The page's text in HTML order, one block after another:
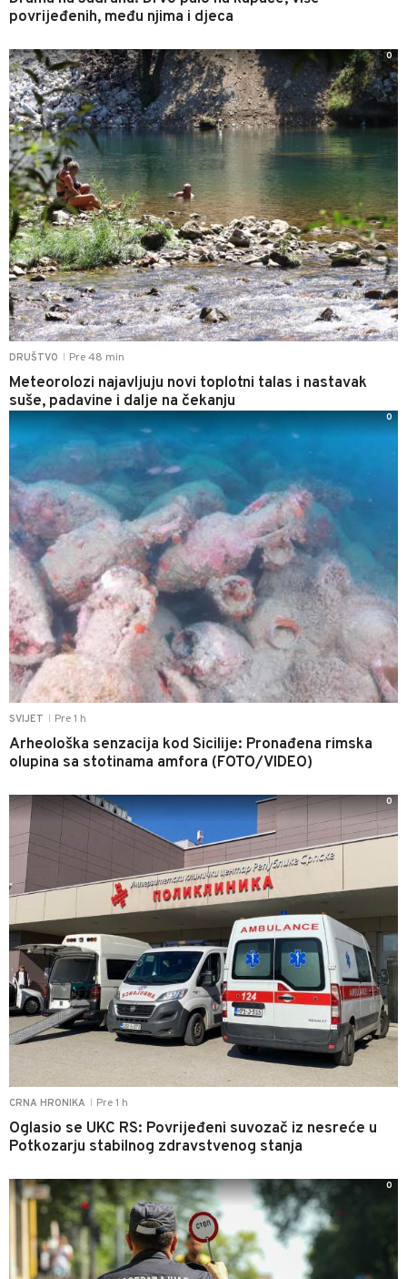
povrijeđenih, među njima i djeca
DRUŠTVO Pre 48 min
Meteorolozi najavljuju novi toplotni talas i nastavak
suše, padavine i dalje na čekanju
0
SVIJET Pre 1 h
Arheološka senzacija kod Sicilije: Pronađena rimska
olupina sa stotinama amfora (FOTO/VIDEO)
0
CRNA HRONIKA Pre 1 h
Oglasio se UKC RS: Povrijeđeni suvozač iz nesreće u
Potkozarju stabilnog zdravstvenog stanja
0
0